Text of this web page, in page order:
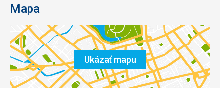
Mapa
Ukázať mapu